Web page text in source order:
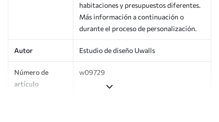
habitaciones y presupuestos diferentes.
Más información a continuación o
durante el proceso de personalización.
Autor Estudio de diseño Uwalls
Número de
artículo
w09729